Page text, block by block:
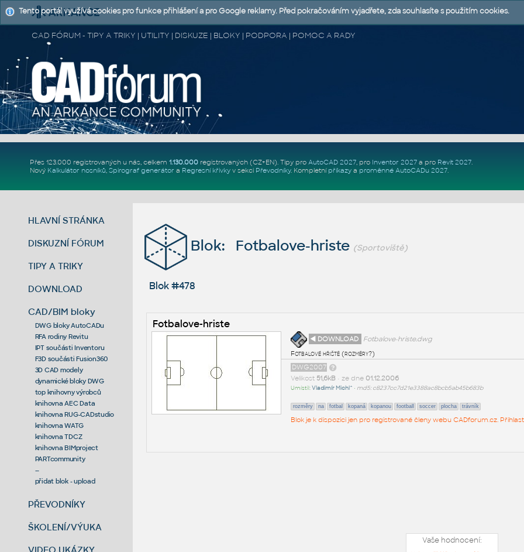
CAD FÓRUM - TIPY A TRIKY | UTILITY | DISKUZE | BLOKY | PODPORA | POMOC A RADY
Přes 123.000 registrovaných u nás, celkem 1.130.000registrovaných (CZ+EN). Tipy pro AutoCAD 2027, pro Inventor 2027a pro Revit 2027.
Nový Kalkulátor nosníků, Spirograf generátor a Regresní křivkyv sekci Převodníky. Kompletní příkazya proměnné AutoCADu 2027.
HLAVNÍ STRÁNKA
DISKUZNÍ FÓRUM
TIPY A TRIKY
DOWNLOAD
CAD/BIM bloky
DWG bloky AutoCADu
RFA rodiny Revitu
IPT součásti Inventoru
F3D součásti Fusion360
3D CAD modely
dynamické bloky DWG
top knihovny výrobců
knihovna AEC Data
knihovna RUG-CADstudio
knihovna WATG
knihovna TDCZ
knihovna BIMproject
PARTcommunity
--
přidat blok - upload
PŘEVODNÍKY
ŠKOLENÍ/VÝUKA
Blok: Fotbalove-hriste (Sportoviště)
Blok #478
Fotbalove-hriste
◄ DOWNLOAD
Fotbalove-hriste.dwg
Fotbalové hřiště (rozměry?)
DWG2007
Velikost 51,6kB• ze dne 01.12.2006
Umístil:Vladimír Michl^ • md5: c8237cc7d21e3388ac8bcb5ab45b683b
rozměry na fotbal kopaná kopanou football soccer plocha trávník
Blok je k dispozici jen pro registrované členy webu CADforum.cz.
Vaše hodnocení:
Tento portál využívá cookies pro funkce přihlášení a pro Google reklamy. Před pokračováním vyjadřete, zda souhlasíte s použitím cookies.